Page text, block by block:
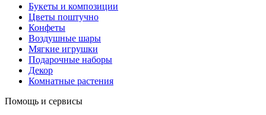
Букеты и композиции
Цветы поштучно
Конфеты
Воздушные шары
Мягкие игрушки
Подарочные наборы
Декор
Комнатные растения
Помощь и сервисы